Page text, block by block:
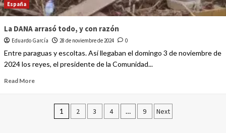
España
La DANA arrasó todo, y con razón
Eduardo García 28 de noviembre de 2024 0
Entre paraguas y escoltas. Así llegaban el domingo 3 de noviembre de
2024 los reyes, el presidente de la Comunidad...
Read More
1 2 3 4 … 9 Next